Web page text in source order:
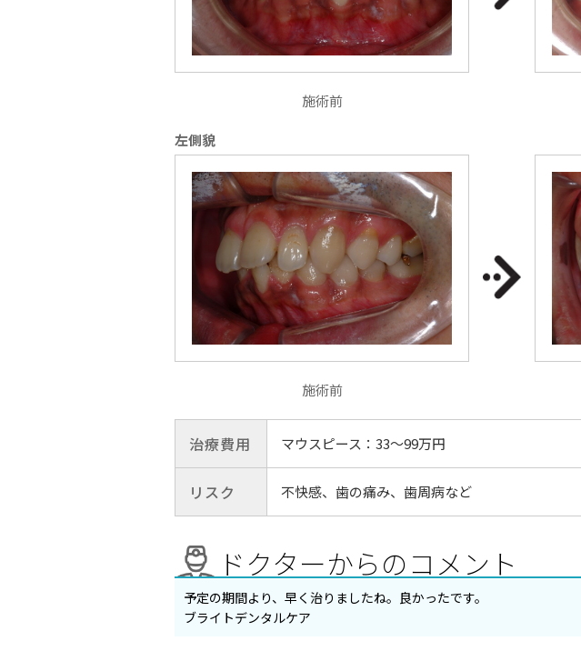
施術前
左側貌
施術前
治療費用 マウスピース：33〜99万円
リスク 不快感、歯の痛み、歯周病など
ドクターからのコメント
予定の期間より、早く治りましたね。良かったです。
ブライトデンタルケア